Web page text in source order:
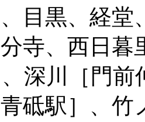
目黒、経堂
寺、西日暮
深川［門前
砥駅］、竹